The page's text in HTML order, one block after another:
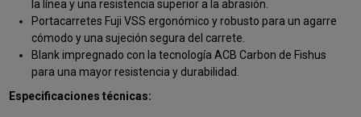
la línea y una resistencia superior a la abrasión.
Portacarretes Fuji VSS ergonómico y robusto para un agarre
cómodo y una sujeción segura del carrete.
Blank impregnado con la tecnología ACB Carbon de Fishus
para una mayor resistencia y durabilidad.
Especificaciones técnicas: